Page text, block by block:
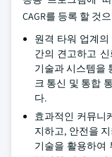
CAGR를 등록 할 것
원격 타워 업계
간의 견고하고
기술과 시스템을
크 통신 및 통합
다.
효과적인 커뮤니
지하고, 안전을
기술을 활용하여